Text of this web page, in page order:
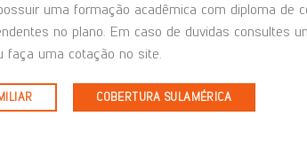
uma formação acadêmica com diploma de
no plano. Em caso de duvidas consultes
faça uma cotação no site.
COBERTURA SULAMÉRICA